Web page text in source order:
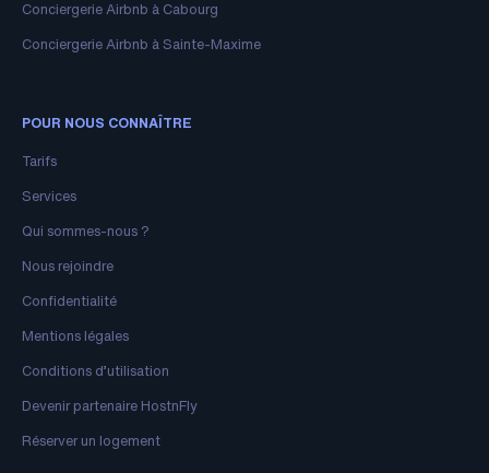
Conciergerie Airbnb à Cabourg
Conciergerie Airbnb à Sainte-Maxime
POUR NOUS CONNAÎTRE
Tarifs
Services
Qui sommes-nous ?
Nous rejoindre
Confidentialité
Mentions légales
Conditions d’utilisation
Devenir partenaire HostnFly
Réserver un logement